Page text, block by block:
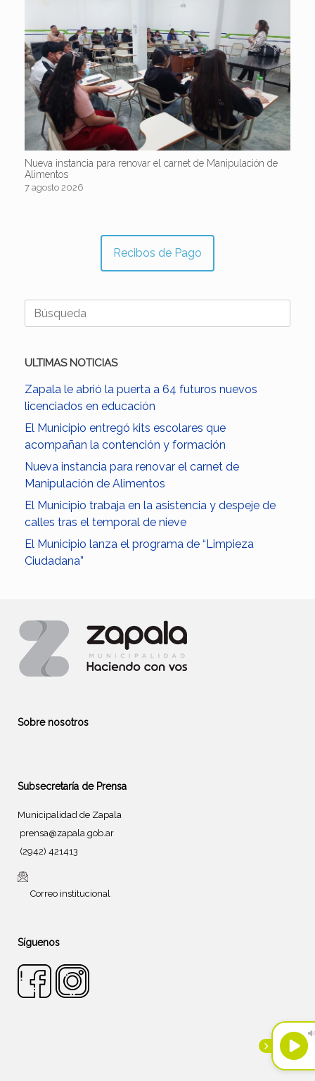
Nueva instancia para renovar el carnet de Manipulación de
Alimentos
7 agosto 2026
Recibos de Pago
Buscar:
ULTIMAS NOTICIAS
Zapala le abrió la puerta a 64 futuros nuevos
licenciados en educación
El Municipio entregó kits escolares que
acompañan la contención y formación
Nueva instancia para renovar el carnet de
Manipulación de Alimentos
El Municipio trabaja en la asistencia y despeje de
calles tras el temporal de nieve
El Municipio lanza el programa de “Limpieza
Ciudadana”
Sobre nosotros
Subsecretaría de Prensa
Municipalidad de Zapala
prensa@zapala.gob.ar
(2942) 421413
Correo institucional
Síguenos